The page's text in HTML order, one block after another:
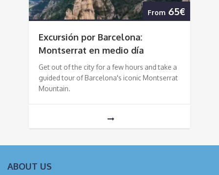
From 65€
Excursión por Barcelona:
Montserrat en medio día
Get out of the city for a few hours and take a
guided tour of Barcelona's iconic Montserrat
Mountain.
ABOUT US